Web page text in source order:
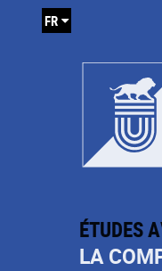
ÉTUDES
LA
FR